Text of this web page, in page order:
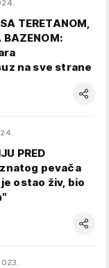
TERETANOM,
BAZENOM:
na sve strane
PRED
pevača
ostao živ, bio